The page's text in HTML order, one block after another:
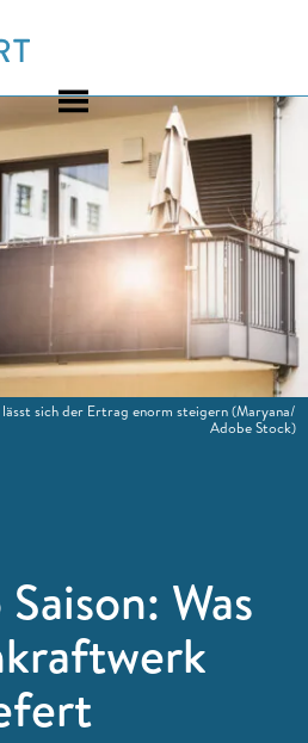
Was
sich der Ertrag enorm steigern(Maryana/
Adobe Stock)